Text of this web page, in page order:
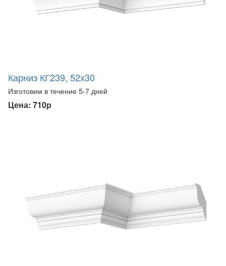
Карниз КГ239, 52х30
Изготовим в течение 5-7 дней
Цена: 710р